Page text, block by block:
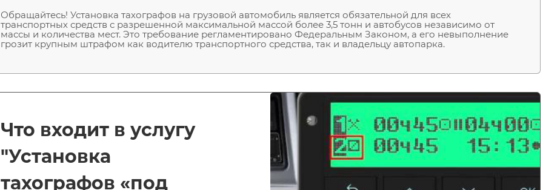
Обращайтесь! Установка тахографов на грузовой автомобиль является обязательной для всех
транспортных средств с разрешенной максимальной массой более 3,5 тонн и автобусов независимо от
массы и количества мест. Это требование регламентировано Федеральным Законом, а его невыполнение
грозит крупным штрафом как водителю транспортного средства, так и владельцу автопарка.
Что входит в услугу
"Установка
тахографов «под